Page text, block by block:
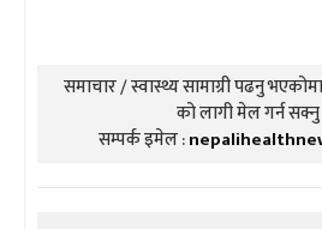
समाचार / स्वास्थ्य सामाग्री पढनु
को लागी मेल गर्न सक्नु
सम्पर्क इमेल :